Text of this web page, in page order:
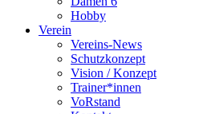
Hobby
Verein
Vereins-News
Schutzkonzept
Vision / Konzept
Trainer*innen
VoRstand